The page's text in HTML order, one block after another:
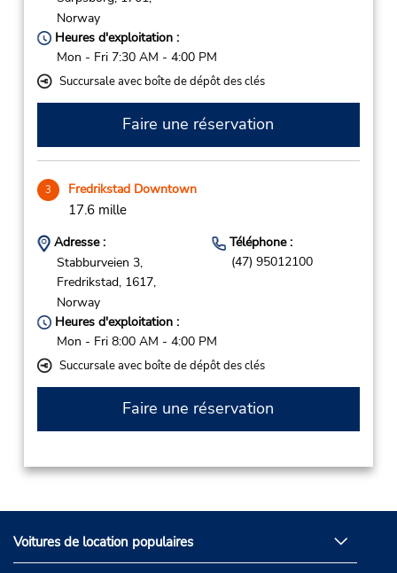
Norway
Heures d'exploitation :
Mon - Fri 7:30 AM - 4:00 PM
Succursale avec boîte de dépôt des clés
Faire une réservation
3 Fredrikstad Downtown
17.6 mille
Adresse :
Stabburveien 3,
Fredrikstad, 1617,
Norway
Téléphone :
(47) 95012100
Heures d'exploitation :
Mon - Fri 8:00 AM - 4:00 PM
Succursale avec boîte de dépôt des clés
Faire une réservation
Voitures de location populaires